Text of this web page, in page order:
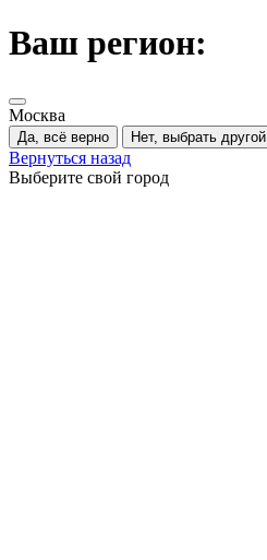
Ваш регион:
Москва
Да, всё верно Нет, выбрать другой
Вернуться назад
Выберите свой город